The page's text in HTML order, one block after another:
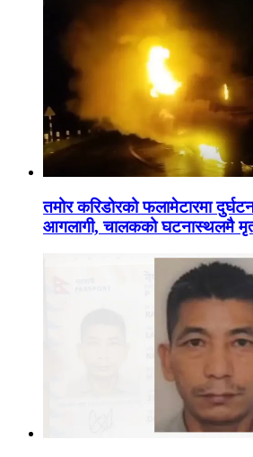
तमोर करिडोरको फलामेटारमा
आगलागी, चालकको घटनास्थलमै